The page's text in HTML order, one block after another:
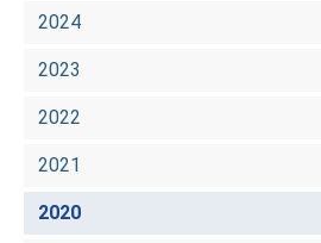
2024
2023
2022
2021
2020